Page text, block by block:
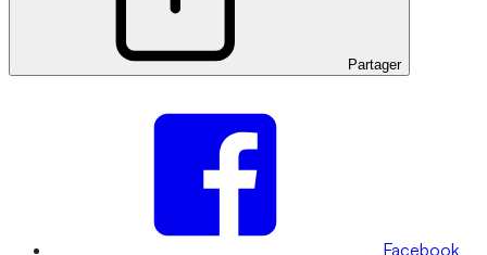
Partager
Facebook